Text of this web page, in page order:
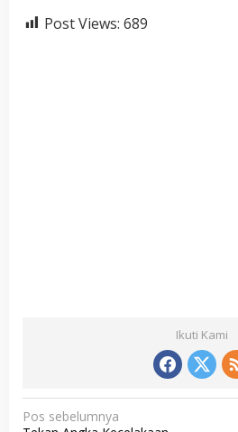
Post Views: 689
Ikuti Kami
N
Pos sebelumnya